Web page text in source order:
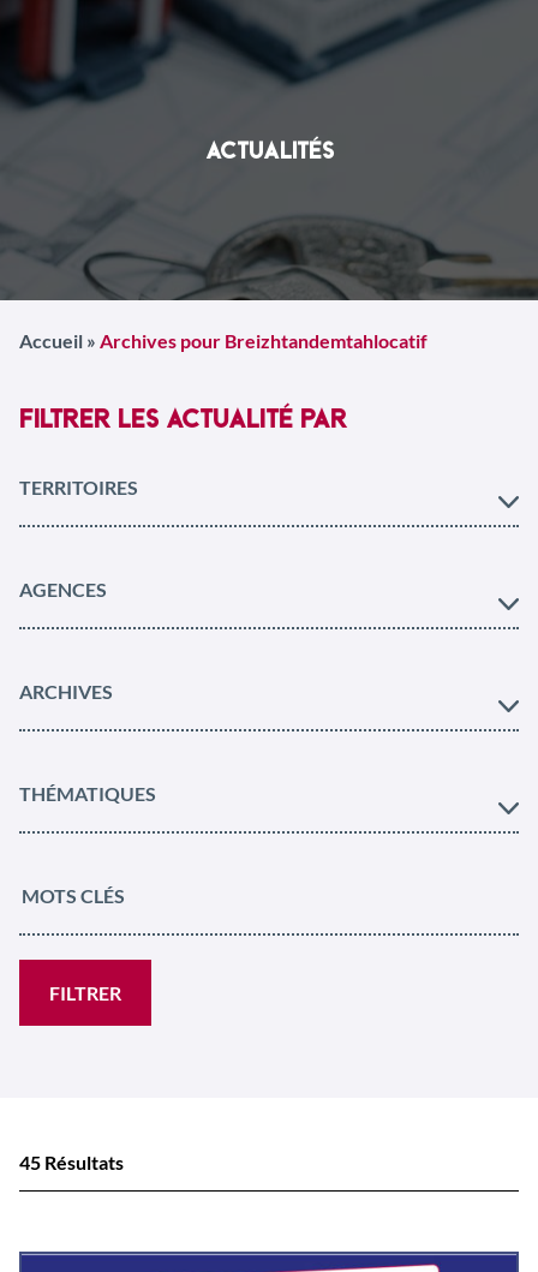
ACTUALITÉS
Accueil» Archives pour Breizhtandemtahlocatif
FILTRER LES ACTUALITÉ PAR
TERRITOIRES
AGENCES
ARCHIVES
THÉMATIQUES
FILTRER
45 Résultats